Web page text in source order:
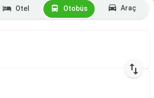
Otel Otobüs Araç